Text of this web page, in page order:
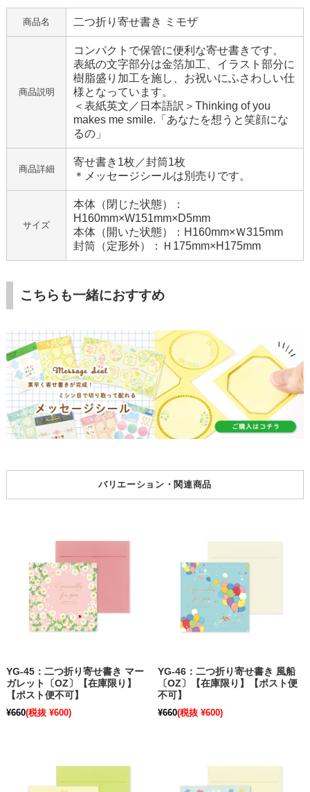
商品名 二つ折り寄せ書き ミモザ
商品説明
コンパクトで保管に便利な寄せ書きです。
表紙の文字部分は金箔加工、イラスト部分に
樹脂盛り加工を施し、お祝いにふさわしい仕
様となっています。
＜表紙英文／日本語訳＞Thinking of you
makes me smile.「あなたを想うと笑顔にな
るの」
商品詳細
寄せ書き1枚／封筒1枚
＊メッセージシールは別売りです。
サイズ
本体（閉じた状態）：
H160mm×W151mm×D5mm
本体（開いた状態）：H160mm×Ｗ315mm
封筒（定形外）：Ｈ175mm×H175mm
こちらも一緒におすすめ
バリエーション・関連商品
YG-45：二つ折り寄せ書き マー
ガレット〔OZ〕【在庫限り】
【ポスト便不可】
¥660(税抜 ¥600)
YG-46：二つ折り寄せ書き 風船
〔OZ〕【在庫限り】【ポスト便
不可】
¥660(税抜 ¥600)